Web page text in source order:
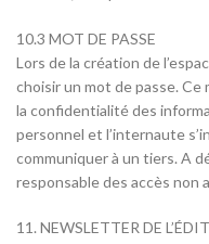
10.3 MOT DE PASSE
Lors de la création de
choisir un mot de passe.
la confidentialité des
personnel et l’internaute
communiquer à un tiers. A
responsable des accès non
11. NEWSLETTER DE